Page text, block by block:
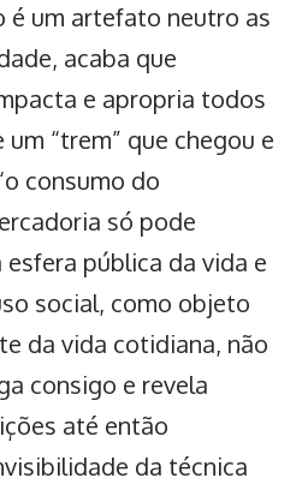
é um artefato neutro as
acaba que
e apropria todos
“trem” que chegou e
consumo do
só pode
esfera pública da vida e
social, como objeto
da vida cotidiana, não
consigo e revela
até então
da técnica